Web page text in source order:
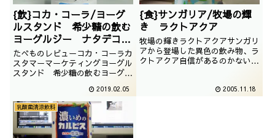
{飲}コカ・コーラ/ヨーグ
ルスタンド 希少糖の飲む
ヨーグルジー ナタデココ
入り ピーチ
たべものレビューコカ・コーラカ
スタマーマーケティングヨーグル
スタンド 希少糖の飲むヨーグル
のメーカーかと思ったら、意外と
コカコーラだった、そんな斬新な
ドリンクです。撮影日は2016年
04月
2019.02.05
{食}サンガリア/牧場の輝
き ラクトアクア
牧場の輝きラクトアクアサンガリ
アから登場した異色の飲み物、ラ
クトアクア自信があるのかないの
すが乳酸菌入りですまぁブルガリ
2005.11.18
乳酸菌清涼飲料